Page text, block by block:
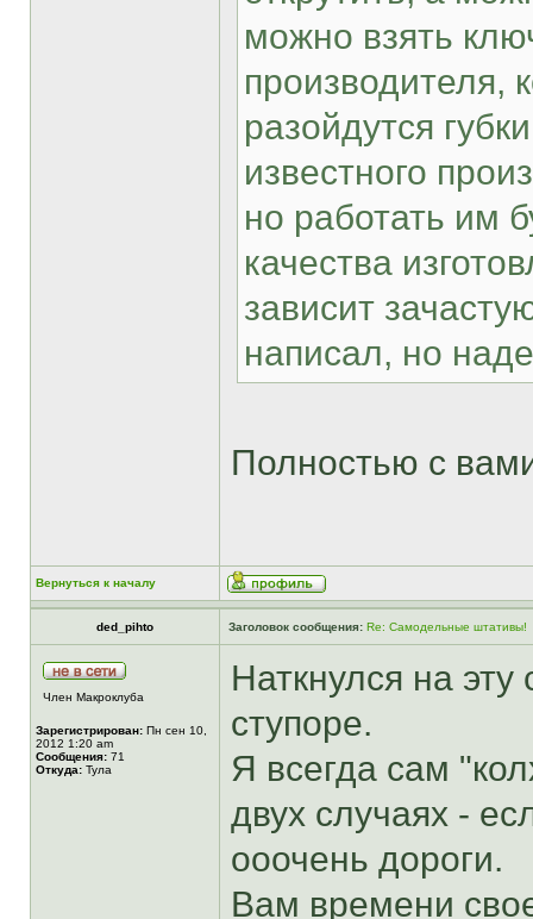
можно взять
производителя,
разойдутся
известного
но работать им
качества
зависит
написал, но
Полностью с
Вернуться к началу
ded_pihto Заголовок сообщения: Re: Самодельные штативы!
Член Макроклуба
Зарегистрирован: Пн сен 10,
2012 1:20 am
Сообщения: 71
Откуда: Тула
Наткнулся на
ступоре.
Я всегда сам
двух случаях -
ооочень дороги.
Вам времени